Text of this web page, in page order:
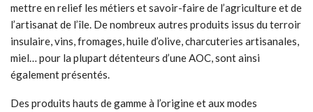
mettre en relief les métiers et savoir-faire de l’agriculture et de
l’artisanat de l’île. De nombreux autres produits issus du terroir
insulaire, vins, fromages, huile d’olive, charcuteries artisanales,
miel… pour la plupart détenteurs d’une AOC, sont ainsi
également présentés.
Des produits hauts de gamme à l’origine et aux modes